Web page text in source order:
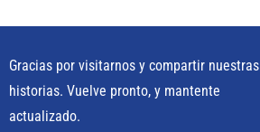
Gracias por visitarnos y compartir nuestras
historias. Vuelve pronto, y mantente
actualizado.